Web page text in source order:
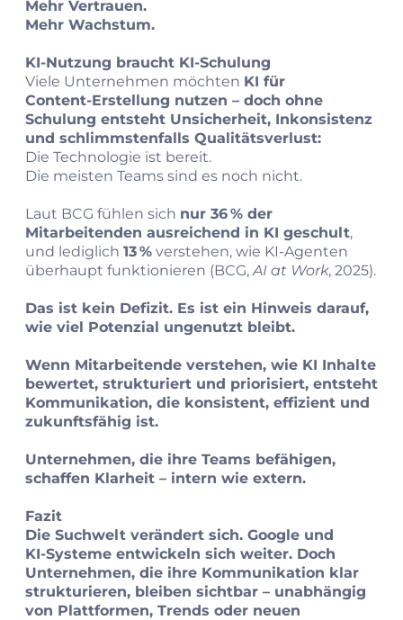
Mehr Vertrauen.
Mehr Wachstum.
KI‑Nutzung braucht KI‑Schulung
Viele Unternehmen möchten KI für
Content‑Erstellung nutzen – doch ohne
Schulung entsteht Unsicherheit, Inkonsistenz
und schlimmstenfalls Qualitätsverlust:
Die Technologie ist bereit.
Die meisten Teams sind es noch nicht.
Laut BCG fühlen sich nur 36 % der
Mitarbeitenden ausreichend in KI geschult,
und lediglich 13 % verstehen, wie KI‑Agenten
überhaupt funktionieren (BCG,AI at Work, 2025).
Das ist kein Defizit. Es ist ein Hinweis darauf,
wie viel Potenzial ungenutzt bleibt.
Wenn Mitarbeitende verstehen, wie KI Inhalte
bewertet, strukturiert und priorisiert, entsteht
Kommunikation, die konsistent, effizient und
zukunftsfähig ist.
Unternehmen, die ihre Teams befähigen,
schaffen Klarheit – intern wie extern.
Fazit
Die Suchwelt verändert sich. Google und
KI‑Systeme entwickeln sich weiter. Doch
Unternehmen, die ihre Kommunikation klar
strukturieren, bleiben sichtbar – unabhängig
von Plattformen, Trends oder neuen